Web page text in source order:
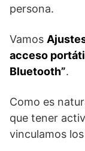
persona.
Vamos
acceso
Bluetooth”.
Como es
que tener
vinculamos